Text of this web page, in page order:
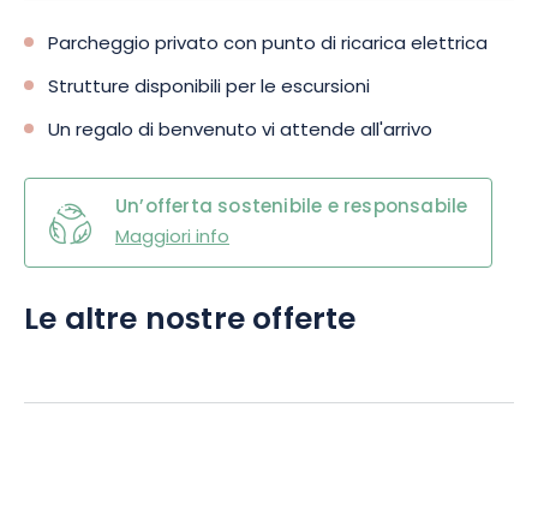
Parcheggio privato con punto di ricarica elettrica
Strutture disponibili per le escursioni
Un regalo di benvenuto vi attende all'arrivo
Un’offerta sostenibile e responsabile
Maggiori info
Le altre nostre offerte